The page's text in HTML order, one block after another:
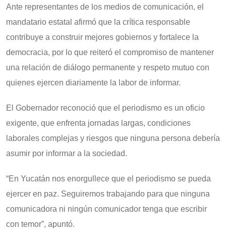
Ante representantes de los medios de comunicación, el
mandatario estatal afirmó que la crítica responsable
contribuye a construir mejores gobiernos y fortalece la
democracia, por lo que reiteró el compromiso de mantener
una relación de diálogo permanente y respeto mutuo con
quienes ejercen diariamente la labor de informar.
El Gobernador reconoció que el periodismo es un oficio
exigente, que enfrenta jornadas largas, condiciones
laborales complejas y riesgos que ninguna persona debería
asumir por informar a la sociedad.
“En Yucatán nos enorgullece que el periodismo se pueda
ejercer en paz. Seguiremos trabajando para que ninguna
comunicadora ni ningún comunicador tenga que escribir
con temor”, apuntó.